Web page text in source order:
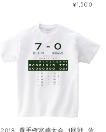
¥1,500
2018_選手権宮崎大会_1回戦_佐